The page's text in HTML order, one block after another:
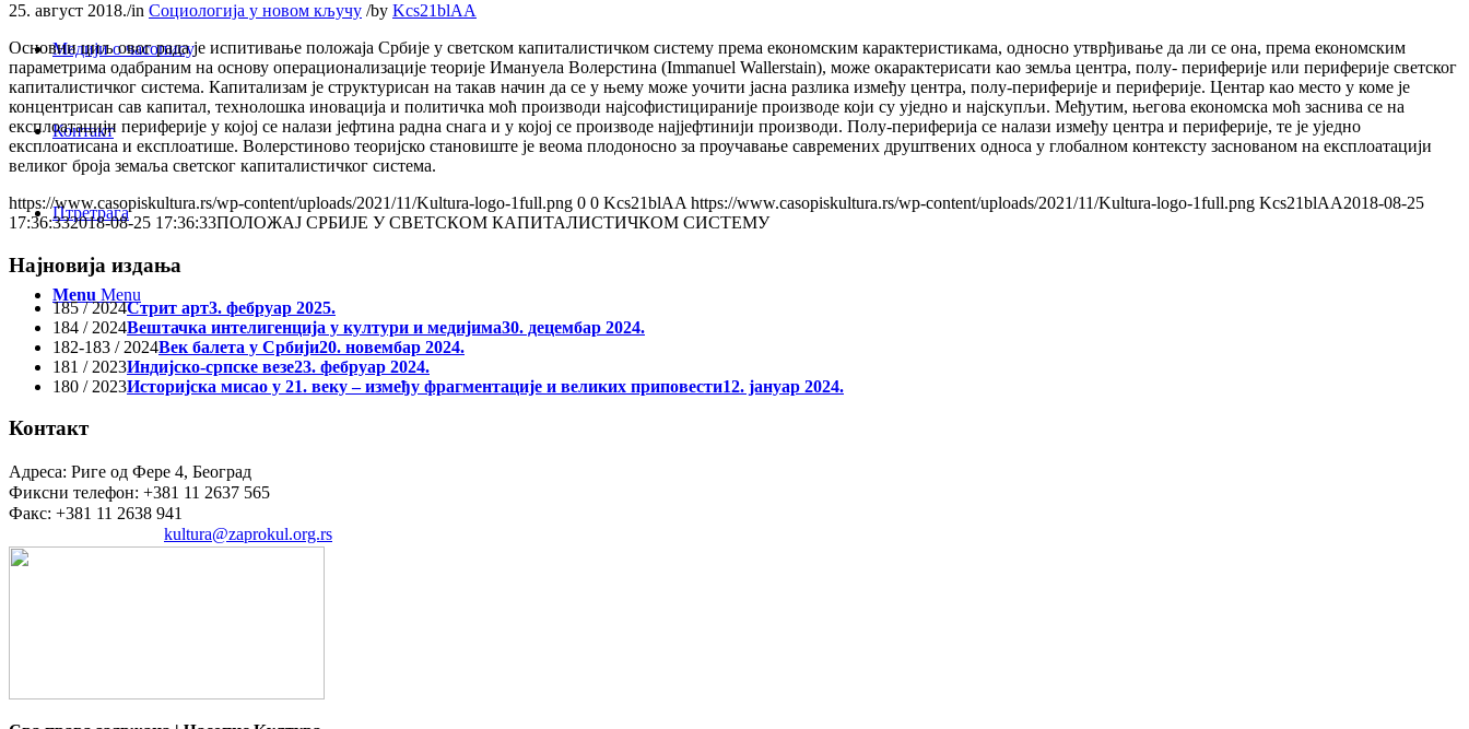
Медији о часопису
Контакт
Птретрага
Menu Menu
25. август 2018./in Социологија у новом кључу /by Kcs21blAA
Основни циљ овог рада је испитивање положаја Србије у светском капиталистичком систему према економским карактеристикама, односно утврђивање да ли се она, према економским
параметрима одабраним на основу операционализације теорије Имануела Волерстина (Immanuel Wallerstain), може окарактерисати као земља центра, полу- периферије или периферије светског
капиталистичког система. Капитализам је структурисан на такав начин да се у њему може уочити јасна разлика између центра, полу-периферије и периферије. Центар као место у коме је
концентрисан сав капитал, технолошка иновација и политичка моћ производи најсофистицираније производе који су уједно и најскупљи. Међутим, његова економска моћ заснива се на
експлоатацији периферије у којој се налази јефтина радна снага и у којој се производе најјефтинији производи. Полу-периферија се налази између центра и периферије, те је уједно
експлоатисана и експлоатише. Волерстиново теоријско становиште је веома плодоносно за проучавање савремених друштвених односа у глобалном контексту заснованом на експлоатацији
великог броја земаља светског капиталистичког система.
https://www.casopiskultura.rs/wp-content/uploads/2021/11/Kultura-logo-1full.png 0 0 Kcs21blAA https://www.casopiskultura.rs/wp-content/uploads/2021/11/Kultura-logo-1full.png Kcs21blAA2018-08-25
17:36:332018-08-25 17:36:33ПОЛОЖАЈ СРБИЈЕ У СВЕТСКОМ КАПИТАЛИСТИЧКОМ СИСТЕМУ
Најновија издања
185 / 2024Стрит арт3. фебруар 2025.
184 / 2024Вештачка интелигенција у култури и медијима30. децембар 2024.
182-183 / 2024Век балета у Србији20. новембар 2024.
181 / 2023Индијско-српске везе23. фебруар 2024.
180 / 2023Историјска мисао у 21. веку – између фрагментације и великих приповести12. јануар 2024.
Контакт
Адреса: Риге од Фере 4, Београд
Фиксни телефон: +381 11 2637 565
Факс: +381 11 2638 941
kultura@zaprokul.org.rs